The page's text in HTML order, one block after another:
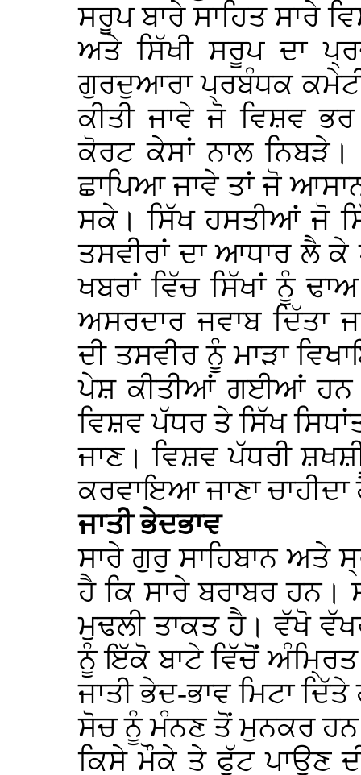
ਸਰੂਪ ਬਾਰੇ ਸਾਹਿਤ ਸਾਰੇ
ਅਤੇ ਸਿੱਖੀ ਸਰੂਪ ਦਾ
ਗੁਰਦੁਆਰਾ ਪ੍ਰਬੰਧਕ
ਕੀਤੀ ਜਾਵੇ ਜੋ ਵਿਸ਼ਵ
ਕੋਰਟ ਕੇਸਾਂ ਨਾਲ ਨਿਬੜੇ।
ਛਾਪਿਆ ਜਾਵੇ ਤਾਂ ਜੋ
ਸਕੇ। ਸਿੱਖ ਹਸਤੀਆਂ ਜੋ
ਤਸਵੀਰਾਂ ਦਾ ਆਧਾਰ ਲੈ ਕੇ
ਖਬਰਾਂ ਵਿੱਚ ਸਿੱਖਾਂ ਨੂੰ
ਅਸਰਦਾਰ ਜਵਾਬ ਦਿੱਤਾ
ਦੀ ਤਸਵੀਰ ਨੂੰ ਮਾੜਾ
ਪੇਸ਼ ਕੀਤੀਆਂ ਗਈਆਂ ਹਨ
ਵਿਸ਼ਵ ਪੱਧਰ ਤੇ ਸਿੱਖ
ਜਾਣ। ਵਿਸ਼ਵ ਪੱਧਰੀ
ਕਰਵਾਇਆ ਜਾਣਾ ਚਾਹੀਦਾ
ਜਾਤੀ ਭੇਦਭਾਵ
ਸਾਰੇ ਗੁਰੁ ਸਾਹਿਬਾਨ ਅਤੇ
ਹੈ ਕਿ ਸਾਰੇ ਬਰਾਬਰ ਹਨ।
ਮੁਢਲੀ ਤਾਕਤ ਹੈ। ਵੱਖੋ
ਨੂੰ ਇੱਕੋ ਬਾਟੇ ਵਿੱਚੋਂ
ਜਾਤੀ ਭੇਦ-ਭਾਵ ਮਿਟਾ
ਸੋਚ ਨੂੰ ਮੰਨਣ ਤੋਂ ਮੁਨਕਰ
ਕਿਸੇ ਮੌਕੇ ਤੇ ਫੁੱਟ ਪਾਉਣ